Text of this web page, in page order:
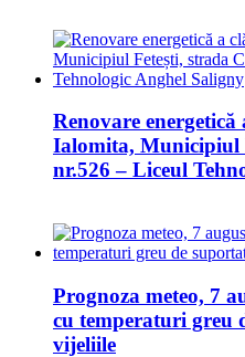
Renovare
Ialomita, Municipiul
nr.526 – Liceul
Prognoza meteo, 7
cu temperaturi greu
vijeliile